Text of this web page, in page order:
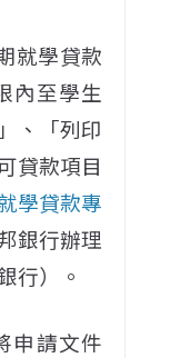
就學貸款
內至學生
、「列印
貸款項目
學貸款專
銀行辦理
行）。
申請文件